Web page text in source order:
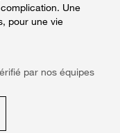
Une
pour une vie
par nos équipes